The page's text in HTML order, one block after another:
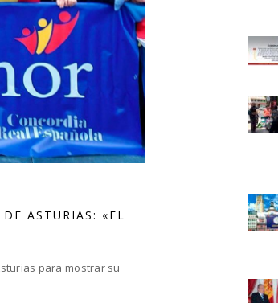
ASTURIAS: «EL
para mostrar su